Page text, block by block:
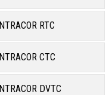
RTC
CTC
DVTC